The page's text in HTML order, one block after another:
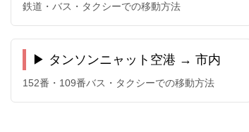
鉄道・バス・タクシーでの移動方法
▶ タンソンニャット空港 → 市内
152番・109番バス・タクシーでの移動方法